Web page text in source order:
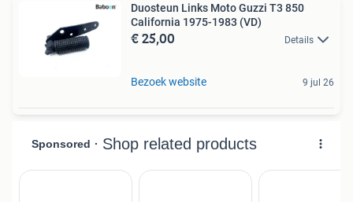
Duosteun Links Moto Guzzi T3 850
California 1975-1983 (VD)
€ 25,00 Details
Bezoek website 9 jul 26